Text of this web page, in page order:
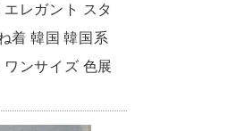
レガント スタ
着 韓国 韓国系
ンサイズ 色展